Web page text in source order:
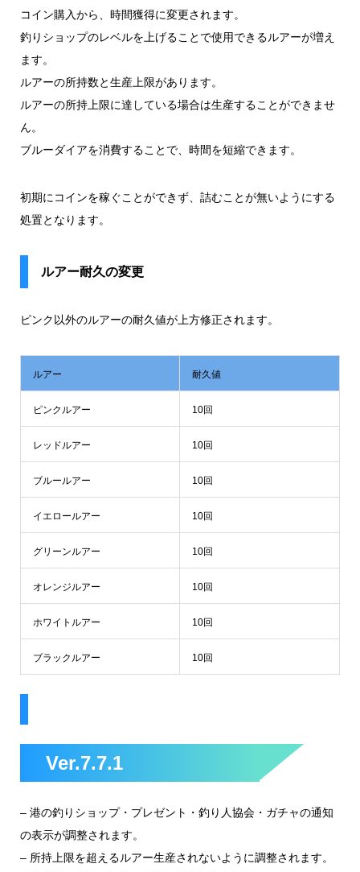
コイン購入から、時間獲得に変更されます。
釣りショップのレベルを上げることで使用できるルアーが増え
ます。
ルアーの所持数と生産上限があります。
ルアーの所持上限に達している場合は生産することができませ
ん。
ブルーダイアを消費することで、時間を短縮できます。
初期にコインを稼ぐことができず、詰むことが無いようにする
処置となります。
ルアー耐久の変更
ピンク以外のルアーの耐久値が上方修正されます。
ルアー 耐久値
ピンクルアー 10回
レッドルアー 10回
ブルールアー 10回
イエロールアー 10回
グリーンルアー 10回
オレンジルアー 10回
ホワイトルアー 10回
ブラックルアー 10回
Ver.7.7.1
– 港の釣りショップ・プレゼント・釣り人協会・ガチャの通知
の表示が調整されます。
– 所持上限を超えるルアー生産されないように調整されます。